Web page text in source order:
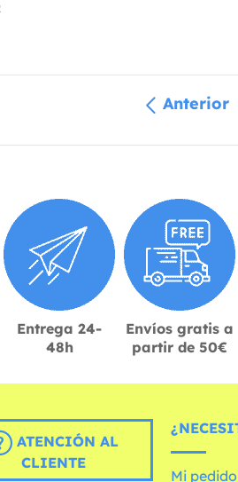
Anterior
Entrega 24-
48h
Envíos gratis a
partir de 50€
ATENCIÓN AL
CLIENTE
Mi pedido